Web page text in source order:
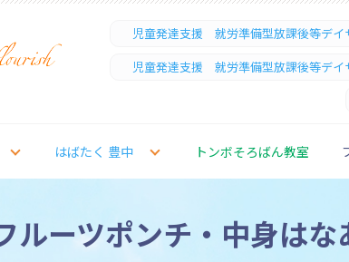
児童発達支援 就労準備型放課後等デ
児童発達支援 就労準備型放課後等デ
はばたく 豊中 トンボそろばん教室
ルーツポンチ・中身はな